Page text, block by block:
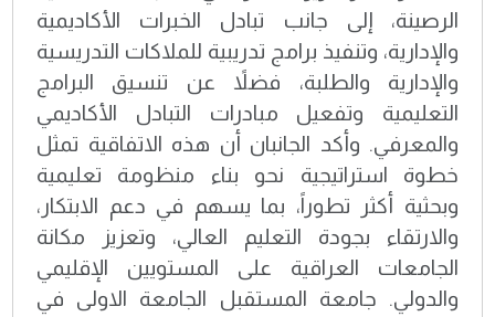
الرصينة، إلى جانب تبادل الخبرات الأكاديمية
والإدارية، وتنفيذ برامج تدريبية للملاكات التدريسية
والإدارية والطلبة، فضلاً عن تنسيق البرامج
التعليمية وتفعيل مبادرات التبادل الأكاديمي
والمعرفي. وأكد الجانبان أن هذه الاتفاقية تمثل
خطوة استراتيجية نحو بناء منظومة تعليمية
وبحثية أكثر تطوراً، بما يسهم في دعم الابتكار،
والارتقاء بجودة التعليم العالي، وتعزيز مكانة
الجامعات العراقية على المستويين الإقليمي
والدولي. جامعة المستقبل الجامعة الاولى في